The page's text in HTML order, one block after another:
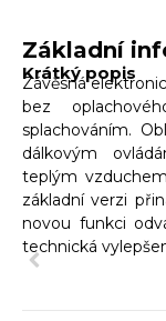
Základní
Krátký popis
Závěsná
bez
splachováním.
dálkovým
teplým
základní verzi
novou funkci
technická